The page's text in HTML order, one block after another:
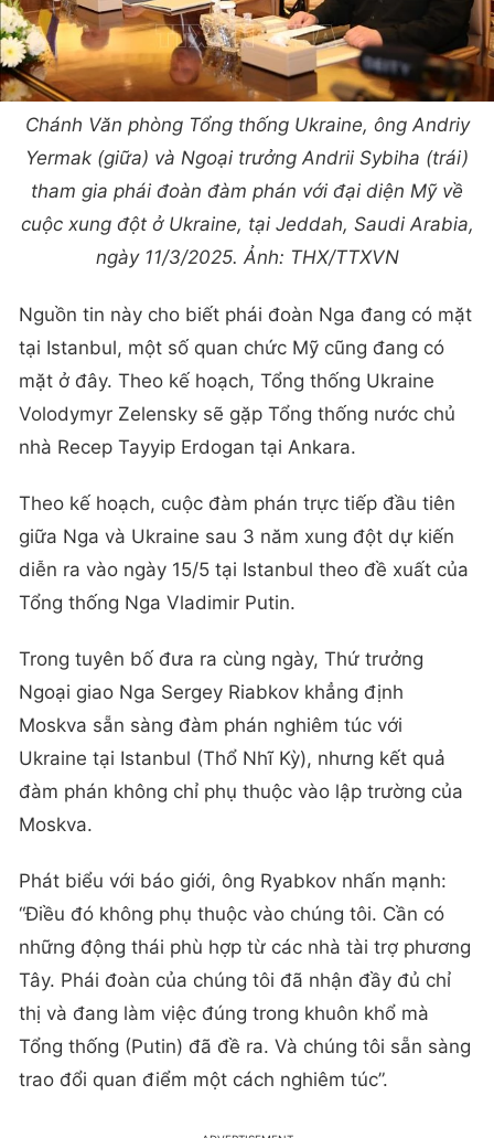
Chánh Văn phòng Tổng thống Ukraine, ông Andriy
Yermak (giữa) và Ngoại trưởng Andrii Sybiha (trái)
tham gia phái đoàn đàm phán với đại diện Mỹ về
cuộc xung đột ở Ukraine, tại Jeddah, Saudi Arabia,
ngày 11/3/2025. Ảnh: THX/TTXVN
Nguồn tin này cho biết phái đoàn Nga đang có mặt
tại Istanbul, một số quan chức Mỹ cũng đang có
mặt ở đây. Theo kế hoạch, Tổng thống Ukraine
Volodymyr Zelensky sẽ gặp Tổng thống nước chủ
nhà Recep Tayyip Erdogan tại Ankara.
Theo kế hoạch, cuộc đàm phán trực tiếp đầu tiên
giữa Nga và Ukraine sau 3 năm xung đột dự kiến
diễn ra vào ngày 15/5 tại Istanbul theo đề xuất của
Tổng thống Nga Vladimir Putin.
Trong tuyên bố đưa ra cùng ngày, Thứ trưởng
Ngoại giao Nga Sergey Riabkov khẳng định
Moskva sẵn sàng đàm phán nghiêm túc với
Ukraine tại Istanbul (Thổ Nhĩ Kỳ), nhưng kết quả
đàm phán không chỉ phụ thuộc vào lập trường của
Moskva.
Phát biểu với báo giới, ông Ryabkov nhấn mạnh:
“Điều đó không phụ thuộc vào chúng tôi. Cần có
những động thái phù hợp từ các nhà tài trợ phương
Tây. Phái đoàn của chúng tôi đã nhận đầy đủ chỉ
thị và đang làm việc đúng trong khuôn khổ mà
Tổng thống (Putin) đã đề ra. Và chúng tôi sẵn sàng
trao đổi quan điểm một cách nghiêm túc”.